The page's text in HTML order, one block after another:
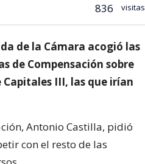
836 visitas
de la Cámara acogió las
de Compensación sobre
III, las que irían
Antonio Castilla, pidió
con el resto de las